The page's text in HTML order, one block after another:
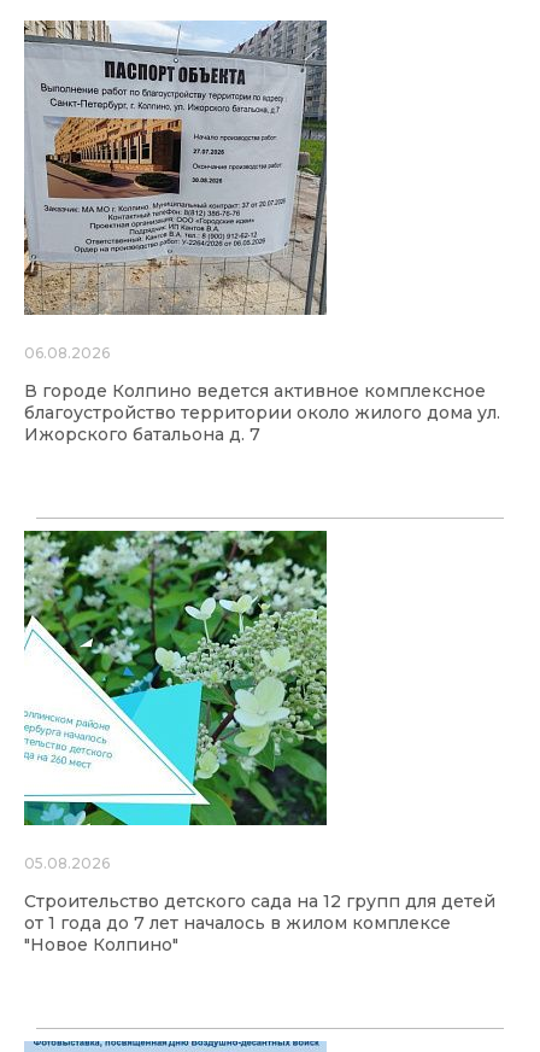
06.08.2026
В городе Колпино ведется активное комплексное
благоустройство территории около жилого дома ул.
Ижорского батальона д. 7
05.08.2026
Строительство детского сада на 12 групп для детей
от 1 года до 7 лет началось в жилом комплексе
"Новое Колпино"